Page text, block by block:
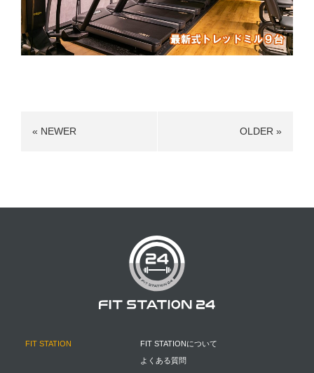
« NEWER OLDER »
FIT STATION
FIT STATIONについて
よくある質問